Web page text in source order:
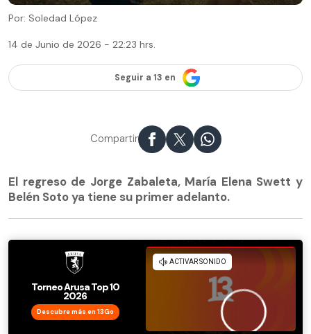
Por: Soledad López
14 de Junio de 2026 - 22:23 hrs.
Seguir a 13 en
Compartir
El regreso de Jorge Zabaleta, María Elena Swett y
Belén Soto ya tiene su primer adelanto.
Descubre más en 13Go